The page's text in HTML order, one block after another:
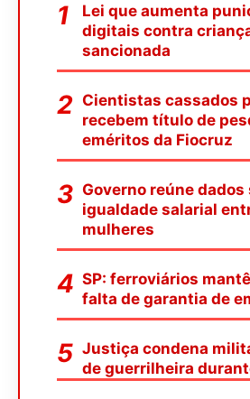
Lei que aumenta
digitais contra
sancionada
Cientistas cassados
recebem título de
eméritos da Fiocruz
Governo reúne dados
igualdade salarial
mulheres
SP: ferroviários
falta de garantia de
Justiça condena
de guerrilheira